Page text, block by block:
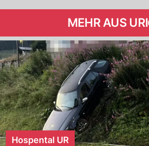
MEHR AUS URI
Hospental UR